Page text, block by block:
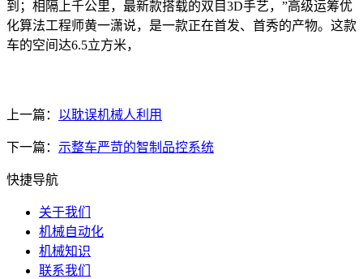
到；相隔上千公里，最新款搭载的双目3D手艺，”高级运筹优
化算法工程师黄一潇说，是一款正在首发、首秀的产物。这款
车的空间达6.5立方米，
上一篇： ‌以耽误机械人利用
下一篇： 示整车严苛的智制品控系统
快捷导航
关于我们
机械自动化
机械知识
联系我们